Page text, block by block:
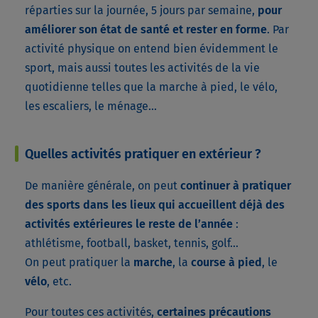
réparties sur la journée, 5 jours par semaine, pour
améliorer son état de santé et rester en forme. Par
activité physique on entend bien évidemment le
sport, mais aussi toutes les activités de la vie
quotidienne telles que la marche à pied, le vélo,
les escaliers, le ménage…
Quelles activités pratiquer en extérieur ?
De manière générale, on peut continuer à pratiquer
des sports dans les lieux qui accueillent déjà des
activités extérieures le reste de l’année:
athlétisme, football, basket, tennis, golf…
On peut pratiquer la marche, la course à pied, le
vélo, etc.
Pour toutes ces activités, certaines précautions